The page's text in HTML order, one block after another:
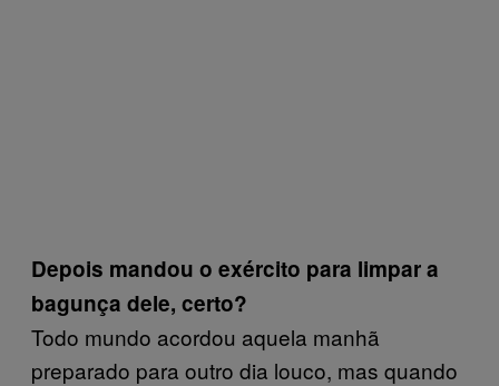
Depois mandou o exército para limpar a
bagunça dele, certo?
Todo mundo acordou aquela manhã
preparado para outro dia louco, mas quando